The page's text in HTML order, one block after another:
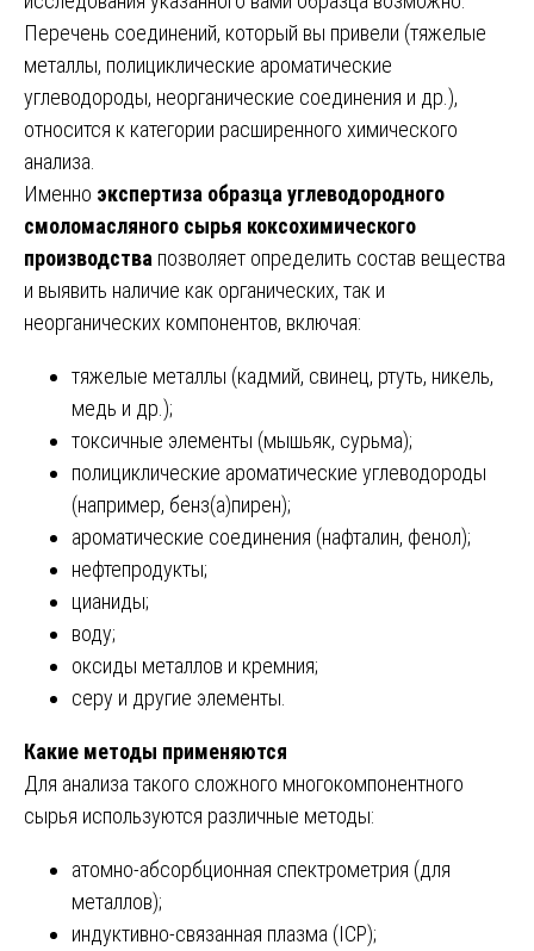
Перечень соединений, который вы привели (тяжелые
металлы, полициклические ароматические
углеводороды, неорганические соединения и др.),
относится к категории расширенного химического
анализа.
Именно экспертиза образца углеводородного
смоломасляного сырья коксохимического
производства позволяет определить состав вещества
и выявить наличие как органических, так и
неорганических компонентов, включая:
тяжелые металлы (кадмий, свинец, ртуть, никель,
медь и др.);
токсичные элементы (мышьяк, сурьма);
полициклические ароматические углеводороды
(например, бенз(а)пирен);
ароматические соединения (нафталин, фенол);
нефтепродукты;
цианиды;
воду;
оксиды металлов и кремния;
серу и другие элементы.
Какие методы применяются
Для анализа такого сложного многокомпонентного
сырья используются различные методы:
атомно-абсорбционная спектрометрия (для
металлов);
индуктивно-связанная плазма (ICP);